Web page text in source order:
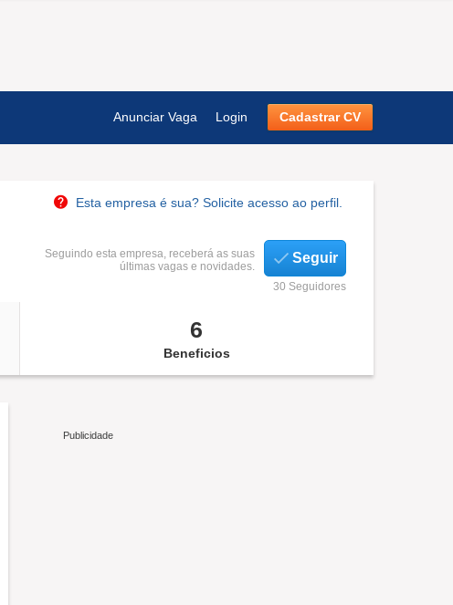
Anunciar Vaga Login Cadastrar CV
Esta empresa é sua? Solicite acesso ao perfil.
Seguindo esta empresa, receberá as suas
últimas vagas e novidades.
Seguir
30 Seguidores
6
Beneficios